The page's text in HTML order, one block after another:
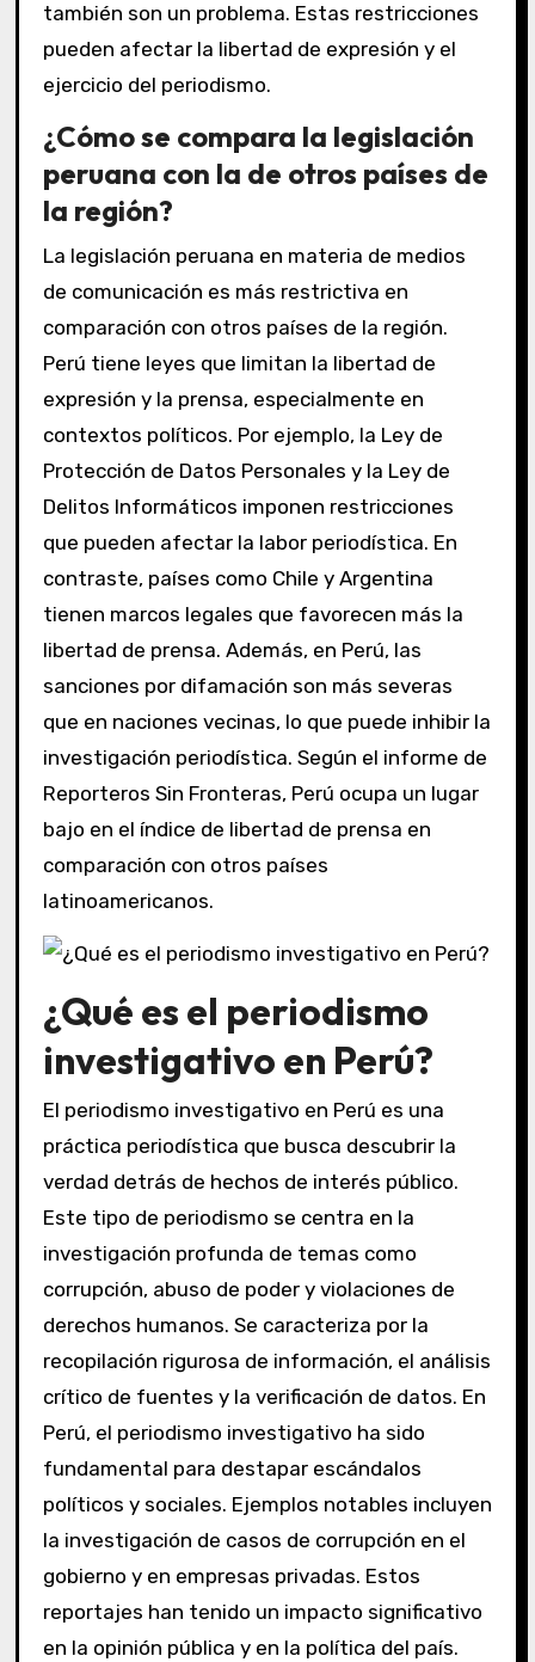
también son un problema. Estas restricciones
pueden afectar la libertad de expresión y el
ejercicio del periodismo.
¿Cómo se compara la legislación
peruana con la de otros países de
la región?
La legislación peruana en materia de medios
de comunicación es más restrictiva en
comparación con otros países de la región.
Perú tiene leyes que limitan la libertad de
expresión y la prensa, especialmente en
contextos políticos. Por ejemplo, la Ley de
Protección de Datos Personales y la Ley de
Delitos Informáticos imponen restricciones
que pueden afectar la labor periodística. En
contraste, países como Chile y Argentina
tienen marcos legales que favorecen más la
libertad de prensa. Además, en Perú, las
sanciones por difamación son más severas
que en naciones vecinas, lo que puede inhibir la
investigación periodística. Según el informe de
Reporteros Sin Fronteras, Perú ocupa un lugar
bajo en el índice de libertad de prensa en
comparación con otros países
latinoamericanos.
¿Qué es el periodismo
investigativo en Perú?
El periodismo investigativo en Perú es una
práctica periodística que busca descubrir la
verdad detrás de hechos de interés público.
Este tipo de periodismo se centra en la
investigación profunda de temas como
corrupción, abuso de poder y violaciones de
derechos humanos. Se caracteriza por la
recopilación rigurosa de información, el análisis
crítico de fuentes y la verificación de datos. En
Perú, el periodismo investigativo ha sido
fundamental para destapar escándalos
políticos y sociales. Ejemplos notables incluyen
la investigación de casos de corrupción en el
gobierno y en empresas privadas. Estos
reportajes han tenido un impacto significativo
en la opinión pública y en la política del país.